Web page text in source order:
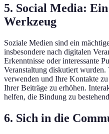
5. Social Media:
Werkzeug
Soziale Medien sind ein
insbesondere nach digitalen
Erkenntnisse oder interessante
Veranstaltung diskutiert wurden.
verwenden und Ihre Kontakte
Ihrer Beiträge zu erhöhen.
helfen, die Bindung zu
6. Sich in die